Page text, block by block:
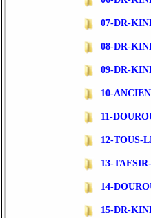
07-DR-
08-DR-
09-DR-
10-
11-
12-TOUS-
13-
14-
15-DR-